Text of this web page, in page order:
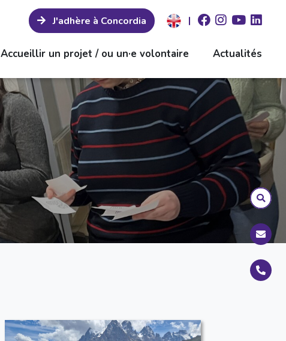
J'adhère à Concordia |
Accueillir un projet / ou un·e volontaire Actualités